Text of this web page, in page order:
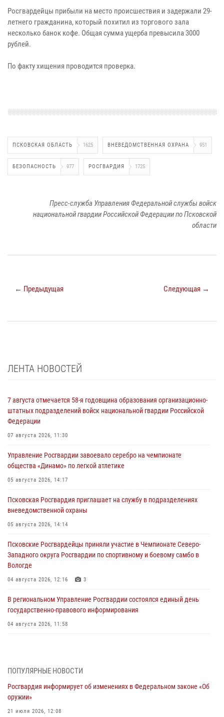
Росгвардейцы прибыли на место происшествия и задержали 29-
летнего гражданина, который похитил из торгового зала
несколько банок кофе. Общая сумма ущерба превысила 3000
рублей.
По факту хищения проводится проверка.
ПСКОВСКАЯ ОБЛАСТЬ 1625 ВНЕВЕДОМСТВЕННАЯ ОХРАНА 951
БЕЗОПАСНОСТЬ 977 РОСГВАРДИЯ 1725
Пресс-служба Управления Федеральной службы войск
национальной гвардии Российской Федерации по Псковской
области
← Предыдущая Следующая →
ЛЕНТА НОВОСТЕЙ
7 августа отмечается 58-я годовщина образования организационно-
штатных подразделений войск национальной гвардии Российской
Федерации
07 августа 2026, 11:30
Управление Росгвардии завоевало серебро на чемпионате
общества «Динамо» по легкой атлетике
05 августа 2026, 14:17
Псковская Росгвардия приглашает на службу в подразделениях
вневедомственной охраны
05 августа 2026, 14:14
Псковские Росгвардейцы приняли участие в Чемпионате Северо-
Западного округа Росгвардии по спортивному и боевому самбо в
Вологде
04 августа 2026, 12:16 3
В региональном Управление Росгвардии состоялся единый день
государственно-правового информирования
04 августа 2026, 11:58
03 августа 2026, 17:21
21 единицу оружия изъяли Псковские росгвардейцы за неделю
03 августа 2026, 14:10
ПОПУЛЯРНЫЕ НОВОСТИ
Росгвардия информирует об изменениях в Федеральном законе «Об
оружии»
21 июля 2026, 12:08